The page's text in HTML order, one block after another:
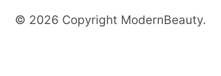
© 2026 Copyright ModernBeauty.